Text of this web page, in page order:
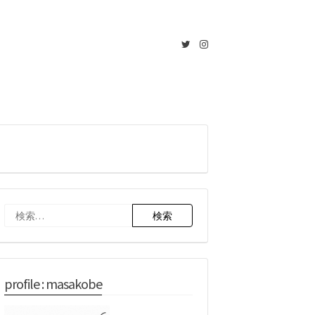
TwitterInstagram
索:
profile : masakobe